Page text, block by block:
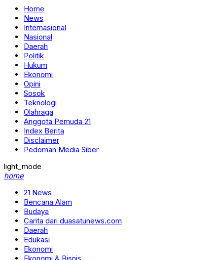
Home
News
Internasional
Nasional
Daerah
Politik
Hukum
Ekonomi
Opini
Sosok
Teknologi
Olahraga
Anggota Pemuda 21
Index Berita
Disclaimer
Pedoman Media Siber
light_mode
home
21 News
Bencana Alam
Budaya
Carita dari duasatunews.com
Daerah
Edukasi
Ekonomi